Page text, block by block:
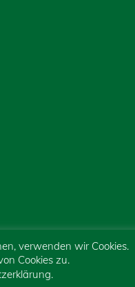
verwenden wir Cookies.
Cookies zu.